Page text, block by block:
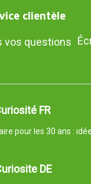
clientèle
FR
pour les 30 ans :
DE